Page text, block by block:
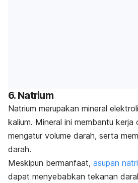
6. Natrium
Natrium merupakan mineral
kalium. Mineral ini membantu
mengatur volume darah, serta
darah.
Meskipun bermanfaat, asupan
dapat menyebabkan tekanan